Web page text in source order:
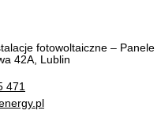
fotowoltaiczne – Panele
42A, Lublin
471